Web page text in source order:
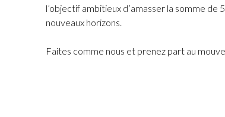
l’objectif ambitieux d’amasser la somme
nouveaux horizons.
Faites comme nous et prenez part au